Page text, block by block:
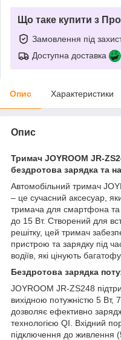
Що таке купити з
Замовлення під
Доступна доставка
Опис Характеристики
Опис
Тримач JOYROOM JR-
бездротова зарядка та
Автомобільний тримач
– це сучасний аксесуар,
тримача для смартфона та
до 15 Вт. Створений для
решітку, цей тримач
пристрою та зарядку під
водіїв, які цінують
Бездротова зарядка
JOYROOM JR-ZS248
вихідною потужністю 5
дозволяє ефективно
технологією QI. Вхідний
підключення до живлення